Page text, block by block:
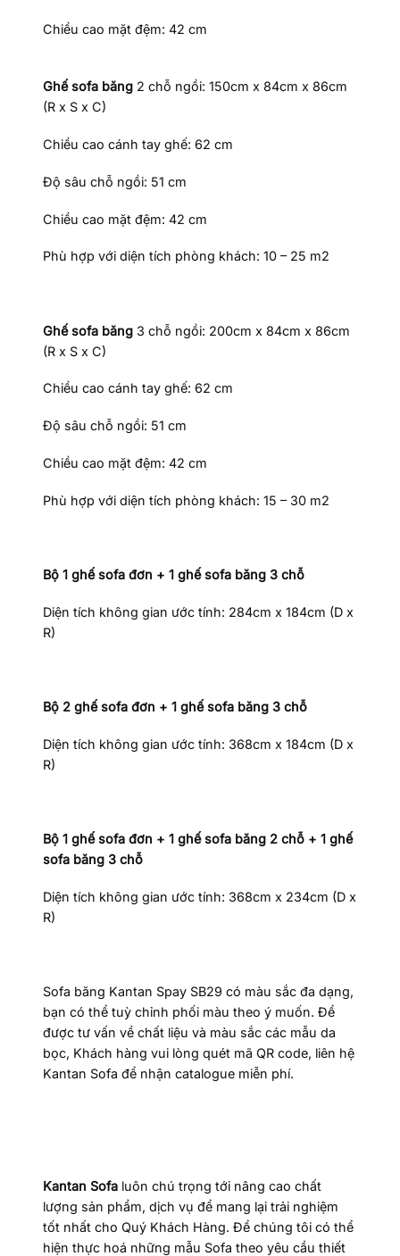
Chiều cao mặt đệm: 42 cm
Ghế sofa băng 2 chỗ ngồi: 150cm x 84cm x 86cm
(R x S x C)
Chiều cao cánh tay ghế: 62 cm
Độ sâu chỗ ngồi: 51 cm
Chiều cao mặt đệm: 42 cm
Phù hợp với diện tích phòng khách: 10 – 25 m2
Ghế sofa băng 3 chỗ ngồi: 200cm x 84cm x 86cm
(R x S x C)
Chiều cao cánh tay ghế: 62 cm
Độ sâu chỗ ngồi: 51 cm
Chiều cao mặt đệm: 42 cm
Phù hợp với diện tích phòng khách: 15 – 30 m2
Bộ 1 ghế sofa đơn + 1 ghế sofa băng 3 chỗ
Diện tích không gian ước tính: 284cm x 184cm (D x
R)
Bộ 2 ghế sofa đơn + 1 ghế sofa băng 3 chỗ
Diện tích không gian ước tính: 368cm x 184cm (D x
R)
Bộ 1 ghế sofa đơn + 1 ghế sofa băng 2 chỗ + 1 ghế
sofa băng 3 chỗ
Diện tích không gian ước tính: 368cm x 234cm (D x
R)
Sofa băng Kantan Spay SB29 có màu sắc đa dạng,
bạn có thể tuỳ chỉnh phối màu theo ý muốn. Để
được tư vấn về chất liệu và màu sắc các mẫu da
bọc, Khách hàng vui lòng quét mã QR code, liên hệ
Kantan Sofa để nhận catalogue miễn phí.
Kantan Sofa luôn chú trọng tới nâng cao chất
lượng sản phẩm, dịch vụ để mang lại trải nghiệm
tốt nhất cho Quý Khách Hàng. Để chúng tôi có thể
hiện thực hoá những mẫu Sofa theo yêu cầu thiết